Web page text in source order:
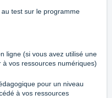
test sur le programme
ligne (si vous avez utilisé une
vos ressources numériques)
pour un niveau
à vos ressources